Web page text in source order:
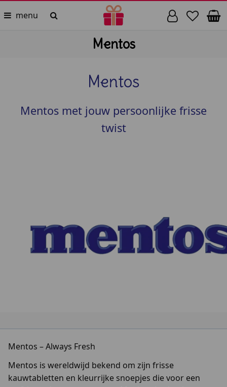
menu
Mentos
Mentos
Mentos met jouw persoonlijke frisse
twist
Mentos – Always Fresh
Mentos is wereldwijd bekend om zijn frisse
kauwtabletten en kleurrijke snoepjes die voor een